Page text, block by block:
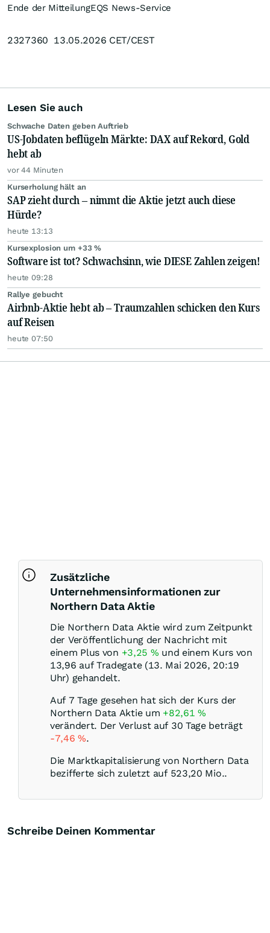
Ende der MitteilungEQS News-Service
2327360 13.05.2026 CET/CEST
Lesen Sie auch
Schwache Daten geben Auftrieb
US-Jobdaten beflügeln Märkte: DAX auf Rekord, Gold
hebt ab
vor 44 Minuten
Kurserholung hält an
SAP zieht durch – nimmt die Aktie jetzt auch diese
Hürde?
heute 13:13
Kursexplosion um +33 %
Software ist tot? Schwachsinn, wie DIESE Zahlen zeigen!
heute 09:28
Rallye gebucht
Airbnb-Aktie hebt ab – Traumzahlen schicken den Kurs
auf Reisen
heute 07:50
Zusätzliche
Unternehmensinformationen zur
Northern Data Aktie
Die Northern Data Aktie wird zum Zeitpunkt
der Veröffentlichung der Nachricht mit
einem Plus von +3,25 % und einem Kurs von
13,96 auf Tradegate (13. Mai 2026, 20:19
Uhr) gehandelt.
Auf 7 Tage gesehen hat sich der Kurs der
Northern Data Aktie um +82,61%
verändert. Der Verlust auf 30 Tage beträgt
-7,46%.
Die Marktkapitalisierung von Northern Data
bezifferte sich zuletzt auf 523,20 Mio..
Schreibe Deinen Kommentar